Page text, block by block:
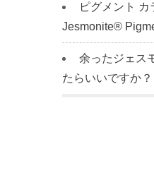
ピグメント カ
Jesmonite®
余ったジェス
たらいいですか？